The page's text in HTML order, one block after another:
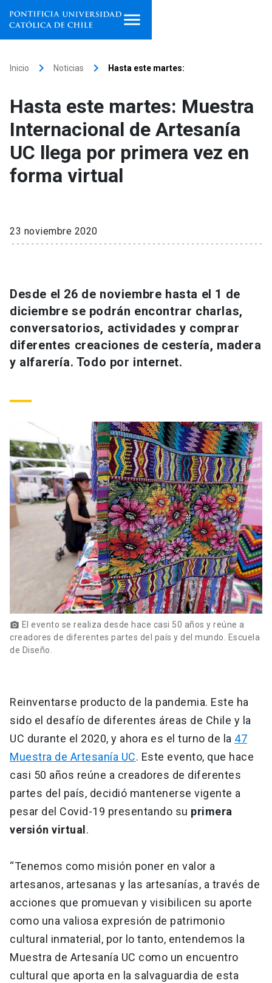
Facultades, escuelas e
institutos
Investigación
Información para keyboard_arrow_down
Futuros estudiantes
Estudiantes
Académicos
Personal
Alumni launch
Padres y familia
Vecinos launch
Go to english site launch
Mi Cuenta UC
Correo UC launch
Mi Portal UC launch
Medios Biblioteca launch
Donaciones
Inicio keyboard_arrow_right Noticias keyboard_arrow_right Hasta este martes:
Hasta este martes: Muestra
Internacional de Artesanía
UC llega por primera vez en
forma virtual
23 noviembre 2020
Desde el 26 de noviembre hasta el 1 de
diciembre se podrán encontrar charlas,
conversatorios, actividades y comprar
diferentes creaciones de cestería, madera
y alfarería. Todo por internet.
photo_camera El evento se realiza desde hace casi 50 años y reúne a
creadores de diferentes partes del país y del mundo. Escuela
de Diseño.
Reinventarse producto de la pandemia. Este ha
sido el desafío de diferentes áreas de Chile y la
UC durante el 2020, y ahora es el turno de la 47
Muestra de Artesanía UC. Este evento, que hace
casi 50 años reúne a creadores de diferentes
partes del país, decidió mantenerse vigente a
pesar del Covid-19 presentando su primera
versión virtual .
“Tenemos como misión poner en valor a
artesanos, artesanas y las artesanías, a través de
acciones que promuevan y visibilicen su aporte
como una valiosa expresión de patrimonio
cultural inmaterial, por lo tanto, entendemos la
Muestra de Artesanía UC como un encuentro
cultural que aporta en la salvaguardia de esta